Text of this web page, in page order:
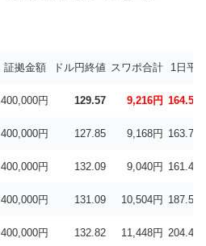
証拠金額 ドル円終値 スワポ合計 1日平
400,000円 129.57 9,216円 164.57
400,000円 127.85 9,168円 163.71
400,000円 132.09 9,040円 161.43
400,000円 131.09 10,504円 187.57
400,000円 132.82 11,448円 204.43